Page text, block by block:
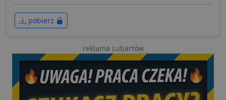
pobierz
reklama Lubartów